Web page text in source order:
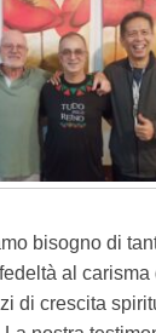
bisogno di
al carisma
di crescita